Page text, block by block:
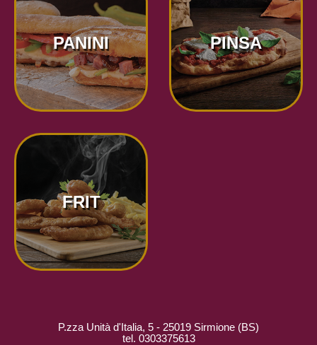
PANINI PINSA
FRIT
P.zza Unità d'Italia, 5 - 25019 Sirmione (BS)
tel. 0303375613